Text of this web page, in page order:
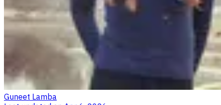
Guneet Lamba